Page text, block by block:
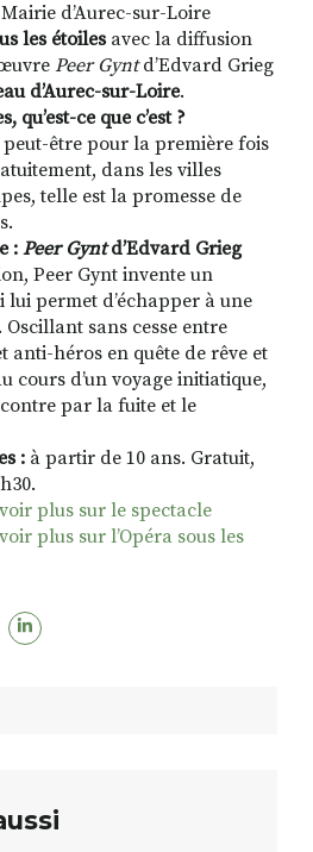
d’Aurec-sur-Loire
les étoilesavec la diffusion
Peer Gyntd’Edvard Grieg
d’Aurec-sur-Loire.
qu’est-ce que c’est ?
être pour la première fois
dans les villes
telle est la promesse de
: Peer Gyntd’Edvard Grieg
Peer Gynt invente un
permet d’échapper à une
sans cesse entre
anti-héros en quête de rêve et
cours d’un voyage initiatique,
par la fuite et le
: à partir de 10 ans. Gratuit,
plus sur le spectacle
plus sur l’Opéra sous les